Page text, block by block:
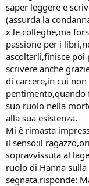
saper leggere e
(assurda la
x le colleghe,ma
passione per i
ascoltarli,finisce poi
scrivere anche
di carcere,in cui non
pentimento,quando
suo ruolo nella
alla sua esistenza.
Mi è rimasta
il senso:il
sopravvissuta al
ruolo di Hanna
segnata,risponde: